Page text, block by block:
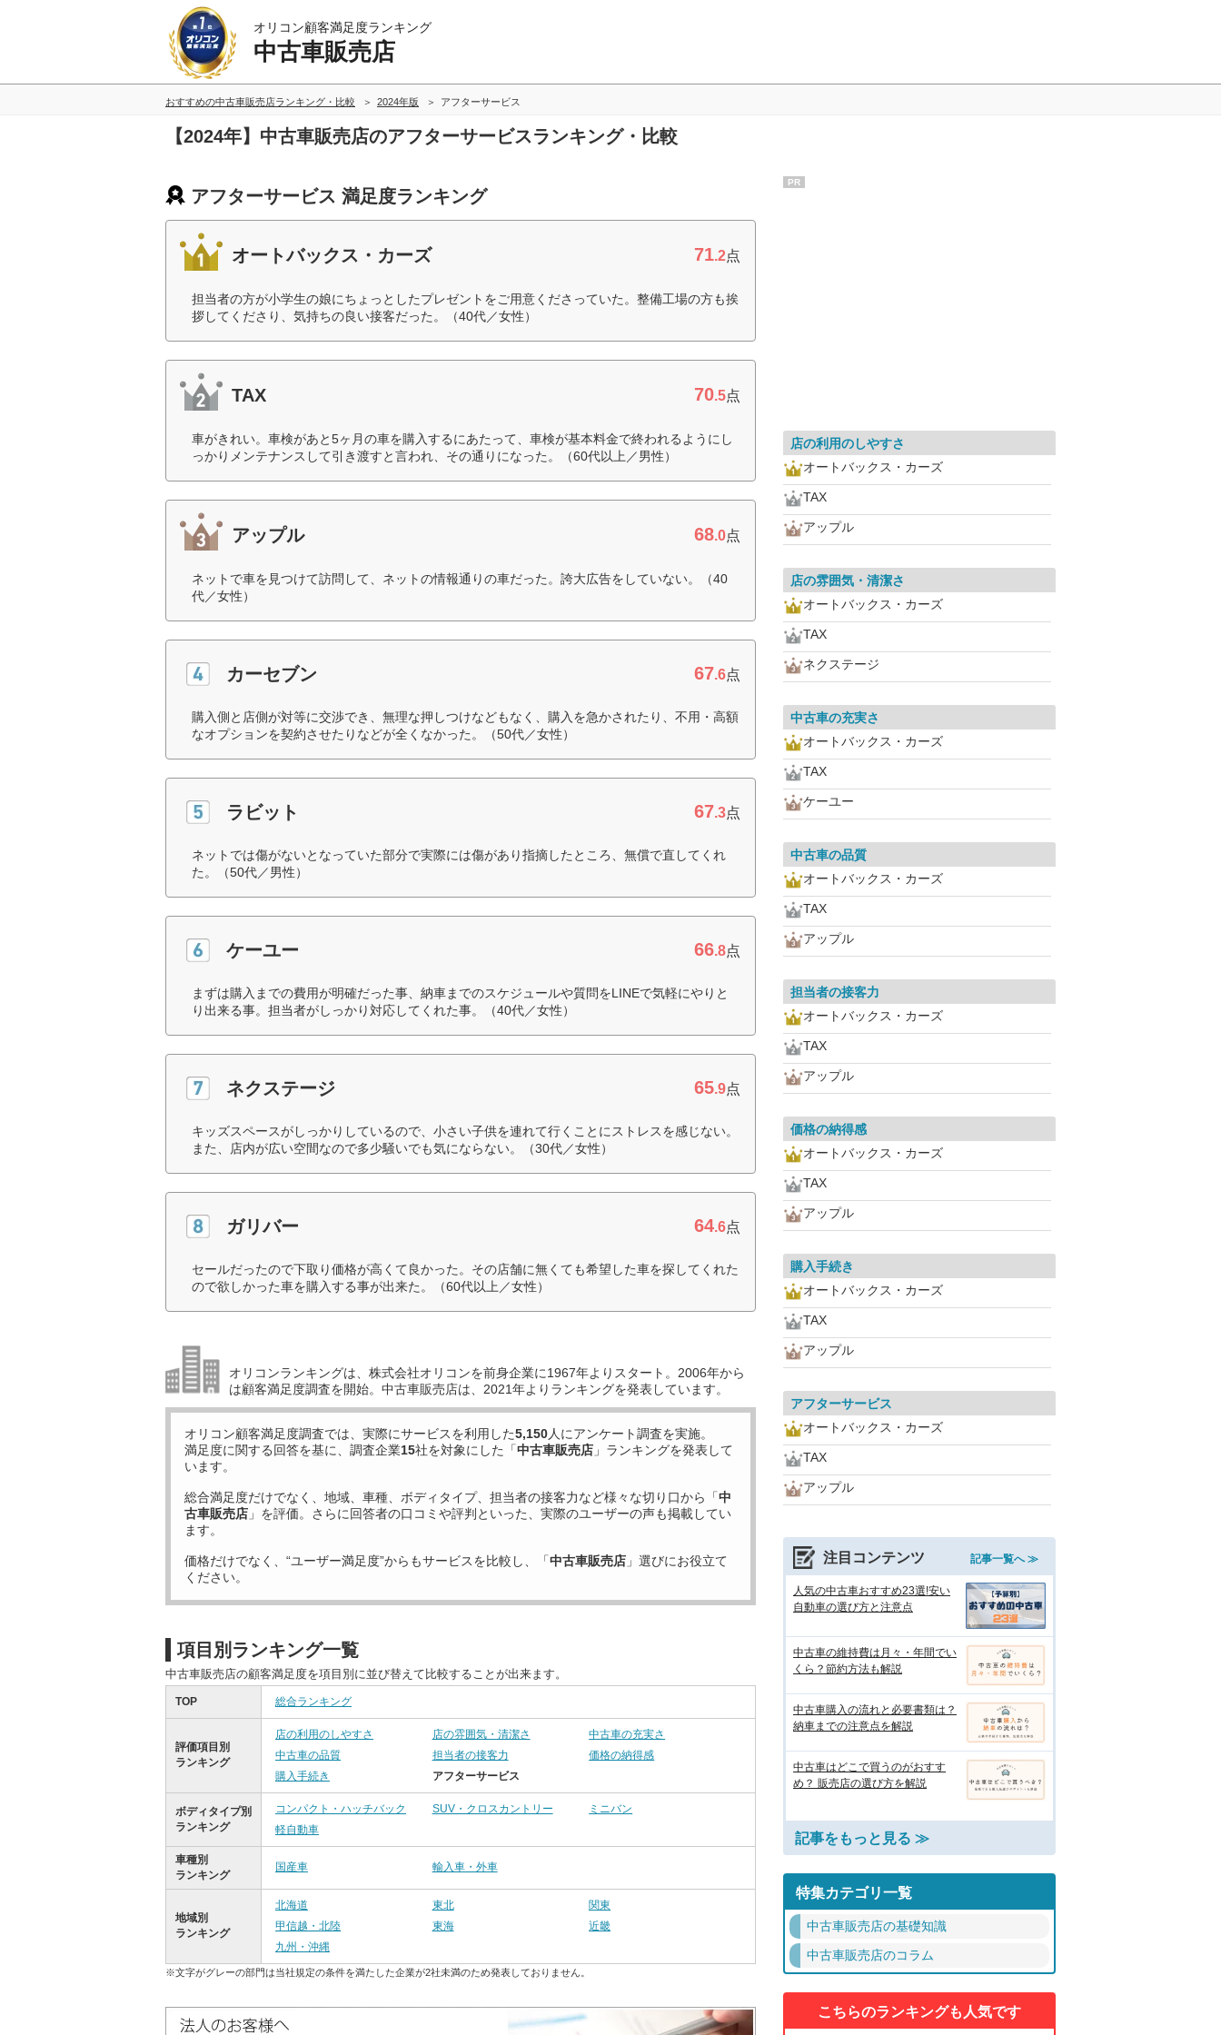
オリコン顧客満足度ランキング
中古車販売店
おすすめの中古車販売店ランキング・比較 2024年版 アフターサービス
【2024年】中古車販売店のアフターサービスランキング・比較
アフターサービス 満足度ランキング
オートバックス・カーズ 71.2点
担当者の方が小学生の娘にちょっとしたプレゼントをご用意くださっていた。整備工場の方も挨
拶してくださり、気持ちの良い接客だった。（40代／女性）
TAX 70.5点
車がきれい。車検があと5ヶ月の車を購入するにあたって、車検が基本料金で終われるようにし
っかりメンテナンスして引き渡すと言われ、その通りになった。（60代以上／男性）
アップル 68.0点
ネットで車を見つけて訪問して、ネットの情報通りの車だった。誇大広告をしていない。（40
代／女性）
カーセブン 67.6点
購入側と店側が対等に交渉でき、無理な押しつけなどもなく、購入を急かされたり、不用・高額
なオプションを契約させたりなどが全くなかった。（50代／女性）
ラビット 67.3点
ネットでは傷がないとなっていた部分で実際には傷があり指摘したところ、無償で直してくれ
た。（50代／男性）
ケーユー 66.8点
まずは購入までの費用が明確だった事、納車までのスケジュールや質問をLINEで気軽にやりと
り出来る事。担当者がしっかり対応してくれた事。（40代／女性）
ネクステージ 65.9点
キッズスペースがしっかりしているので、小さい子供を連れて行くことにストレスを感じない。
また、店内が広い空間なので多少騒いでも気にならない。（30代／女性）
ガリバー 64.6点
セールだったので下取り価格が高くて良かった。その店舗に無くても希望した車を探してくれた
ので欲しかった車を購入する事が出来た。（60代以上／女性）
オリコンランキングは、株式会社オリコンを前身企業に1967年よりスタート。2006年から
は顧客満足度調査を開始。中古車販売店は、2021年よりランキングを発表しています。
オリコン顧客満足度調査では、実際にサービスを利用した5,150人にアンケート調査を実施。
満足度に関する回答を基に、調査企業15社を対象にした「中古車販売店 」ランキングを発表して
います。
総合満足度だけでなく、地域、車種、ボディタイプ、担当者の接客力など様々な切り口から「中
古車販売店 」を評価。さらに回答者の口コミや評判といった、実際のユーザーの声も掲載してい
ます。
価格だけでなく、“ユーザー満足度”からもサービスを比較し、「中古車販売店 」選びにお役立て
ください。
項目別ランキング一覧
中古車販売店の顧客満足度を項目別に並び替えて比較することが出来ます。
TOP 総合ランキング
評価項目別
ランキング
店の利用のしやすさ 店の雰囲気・清潔さ
中古車の充実さ
中古車の品質
担当者の接客力
価格の納得感
購入手続き
アフターサービス
ボディタイプ別
ランキング
コンパクト・ハッチバック SUV・クロスカントリー
ミニバン
軽自動車
車種別
ランキング
国産車 輸入車・外車
地域別
ランキング
北海道 東北
関東
甲信越・北陸
東海
近畿
九州・沖縄
※文字がグレーの部門は当社規定の条件を満たした企業が2社未満のため発表しておりません。
PR
店の利用のしやすさ
オートバックス・カーズ
TAX
アップル
店の雰囲気・清潔さ
オートバックス・カーズ
TAX
ネクステージ
中古車の充実さ
オートバックス・カーズ
TAX
ケーユー
中古車の品質
オートバックス・カーズ
TAX
アップル
担当者の接客力
オートバックス・カーズ
TAX
アップル
価格の納得感
オートバックス・カーズ
TAX
アップル
購入手続き
オートバックス・カーズ
TAX
アップル
アフターサービス
オートバックス・カーズ
TAX
アップル
注目コンテンツ 記事一覧へ ≫
人気の中古車おすすめ23選!安い
自動車の選び方と注意点
中古車の維持費は月々・年間でい
くら？節約方法も解説
中古車購入の流れと必要書類は？
納車までの注意点を解説
中古車はどこで買うのがおすす
め？ 販売店の選び方を解説
記事をもっと見る ≫
特集カテゴリ一覧
中古車販売店の基礎知識
中古車販売店のコラム
こちらのランキングも人気です